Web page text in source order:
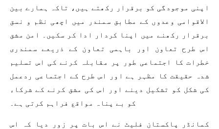
اپنی موجودگی کو برقرار رکھتے ہیں، تاکہ ہمارے بین
الاقوامی وعدوں کے مطابق سمندر میں اچھی نظم و نسق
برقرار رکھنے میں اپنا کردار ادا کر سکیں۔ امن مشق
اس طرح تعاون اور باہمی تعاون کے ذریعے سمندری
خطرات کا اجتماعی طور پر مقابلہ کرنے کی اس تسلیم
شدہ حقیقت کا مظہر ہے اور اس طرح کے اجتماعی ردعمل
کی شکل کو تشکیل دینے اور اس کی مشق کرنے کے شرکاء
کو بے پناہ مواقع فراہم کرتی ہے۔
کمانڈر پاکستان فلیٹ نے اس بات پر زور دیا کہ اس